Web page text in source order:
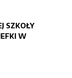
SZKOŁY
W